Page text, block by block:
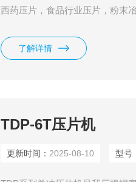
西药压片，食品行业压片，粉末
了解详情
TDP-6T压片机
更新时间： 2025-08-10 型号